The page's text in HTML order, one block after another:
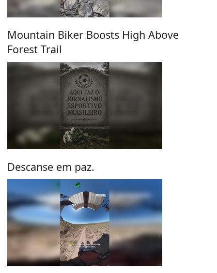
Mountain Biker Boosts High Above
Forest Trail
Descanse em paz.